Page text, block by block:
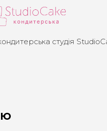
студія